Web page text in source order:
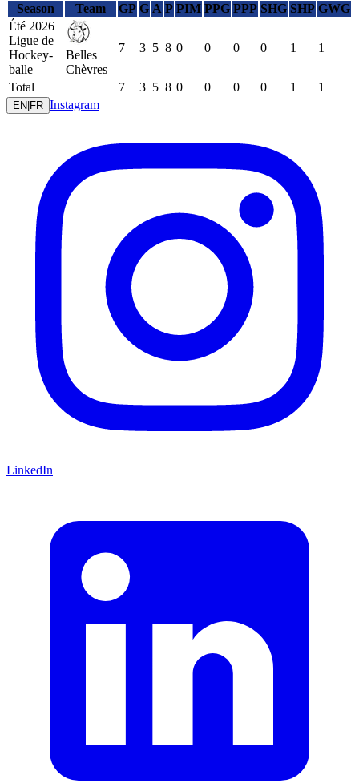
Season
Team GP G A P PIM PPG PPP SHG SHP GWG
Été 2026
Ligue de
Hockey-
balle
Belles
Chèvres
7 3 5 8 0 0 0 0 1 1
Total 7 3 5 8 0 0 0 0 1 1
EN FR Instagram
LinkedIn